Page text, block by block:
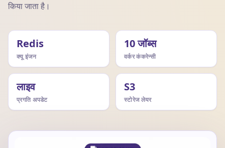
किया जाता है।
Redis
क्यू इंजन
10 जॉब्स
वर्कर कंकरेन्सी
लाइव
प्रगति अपडेट
S3
स्टोरेज लेयर